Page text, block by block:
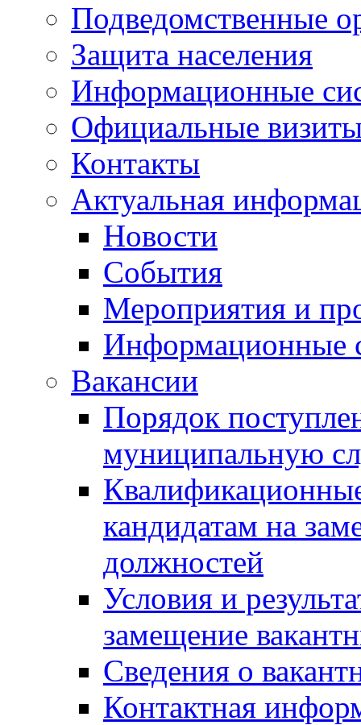
Подведомственные
Защита населения
Информационные
Официальные
Контакты
Актуальная
Новости
События
Мероприятия и
Информационные
Вакансии
Порядок
муниципальную
кандидатам на
должностей
Условия и
замещение
Сведения о
Контактная